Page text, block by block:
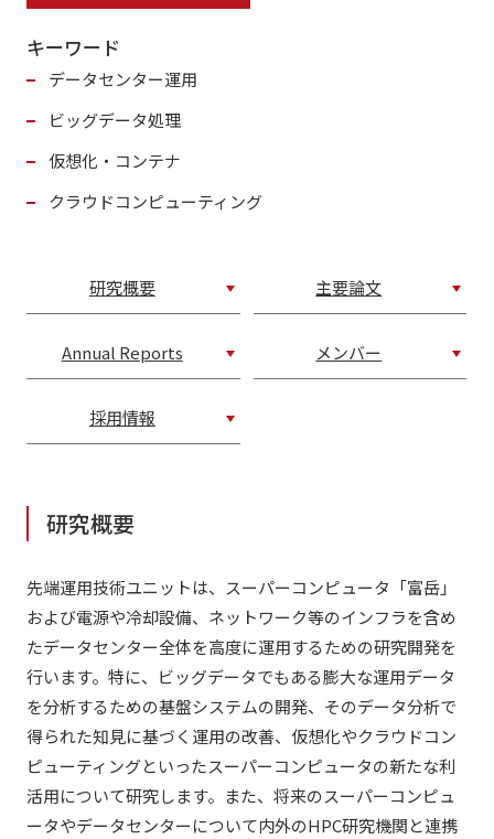
キーワード
データセンター運用
ビッグデータ処理
仮想化・コンテナ
クラウドコンピューティング
研究概要 主要論文
Annual Reports メンバー
採用情報
研究概要
先端運用技術ユニットは、スーパーコンピュータ「富岳」
および電源や冷却設備、ネットワーク等のインフラを含め
たデータセンター全体を高度に運用するための研究開発を
行います。特に、ビッグデータでもある膨大な運用データ
を分析するための基盤システムの開発、そのデータ分析で
得られた知見に基づく運用の改善、仮想化やクラウドコン
ピューティングといったスーパーコンピュータの新たな利
活用について研究します。また、将来のスーパーコンピュ
ータやデータセンターについて内外のHPC研究機関と連携